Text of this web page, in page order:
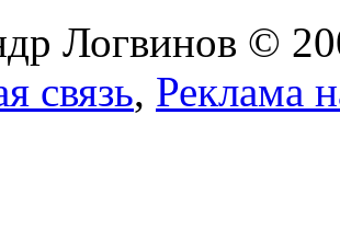
Логвинов ©
связь, Реклама